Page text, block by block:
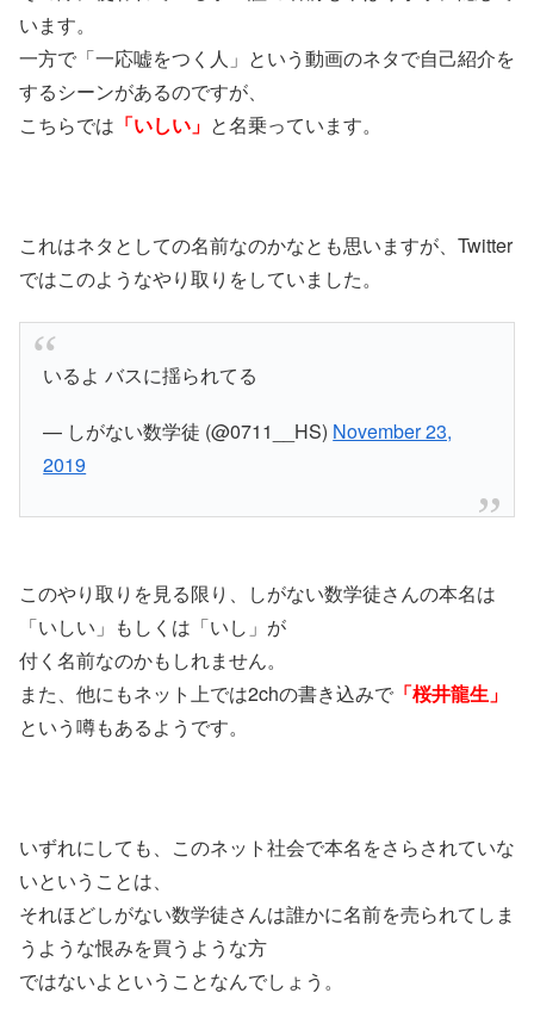
います。
一方で「一応嘘をつく人」という動画のネタで自己紹介を
するシーンがあるのですが、
こちらでは 「いしい」 と名乗っています。
これはネタとしての名前なのかなとも思いますが、Twitter
ではこのようなやり取りをしていました。
いるよ バスに揺られてる
— しがない数学徒 (@0711__HS) November 23,
2019
このやり取りを見る限り、しがない数学徒さんの本名は
「いしい」もしくは「いし」が
付く名前なのかもしれません。
また、他にもネット上では2chの書き込みで 「桜井龍生」
という噂もあるようです。
いずれにしても、このネット社会で本名をさらされていな
いということは、
それほどしがない数学徒さんは誰かに名前を売られてしま
うような恨みを買うような方
ではないよということなんでしょう。